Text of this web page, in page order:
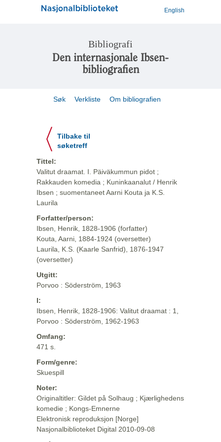
English
Bibliografi
Den internasjonale Ibsen-
bibliografien
Søk Verkliste Om bibliografien
Tilbake til
søketreff
Tittel:
Valitut draamat. I. Päiväkummun pidot ;
Rakkauden komedia ; Kuninkaanalut / Henrik
Ibsen ; suomentaneet Aarni Kouta ja K.S.
Laurila
Forfatter/person:
Ibsen, Henrik, 1828-1906 (forfatter)
Kouta, Aarni, 1884-1924 (oversetter)
Laurila, K.S. (Kaarle Sanfrid), 1876-1947
(oversetter)
Utgitt:
Porvoo : Söderström, 1963
I:
Ibsen, Henrik, 1828-1906: Valitut draamat : 1,
Porvoo : Söderström, 1962-1963
Omfang:
471 s.
Form/genre:
Skuespill
Noter:
Originaltitler: Gildet på Solhaug ; Kjærlighedens
komedie ; Kongs-Emnerne
Elektronisk reproduksjon [Norge]
Nasjonalbiblioteket Digital 2010-09-08